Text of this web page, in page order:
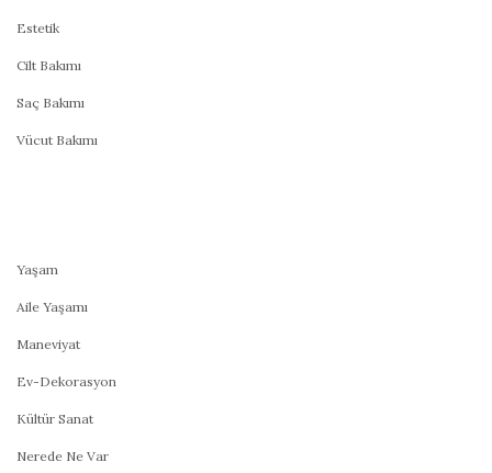
Estetik
Cilt Bakımı
Saç Bakımı
Vücut Bakımı
Yaşam
Aile Yaşamı
Maneviyat
Ev-Dekorasyon
Kültür Sanat
Nerede Ne Var